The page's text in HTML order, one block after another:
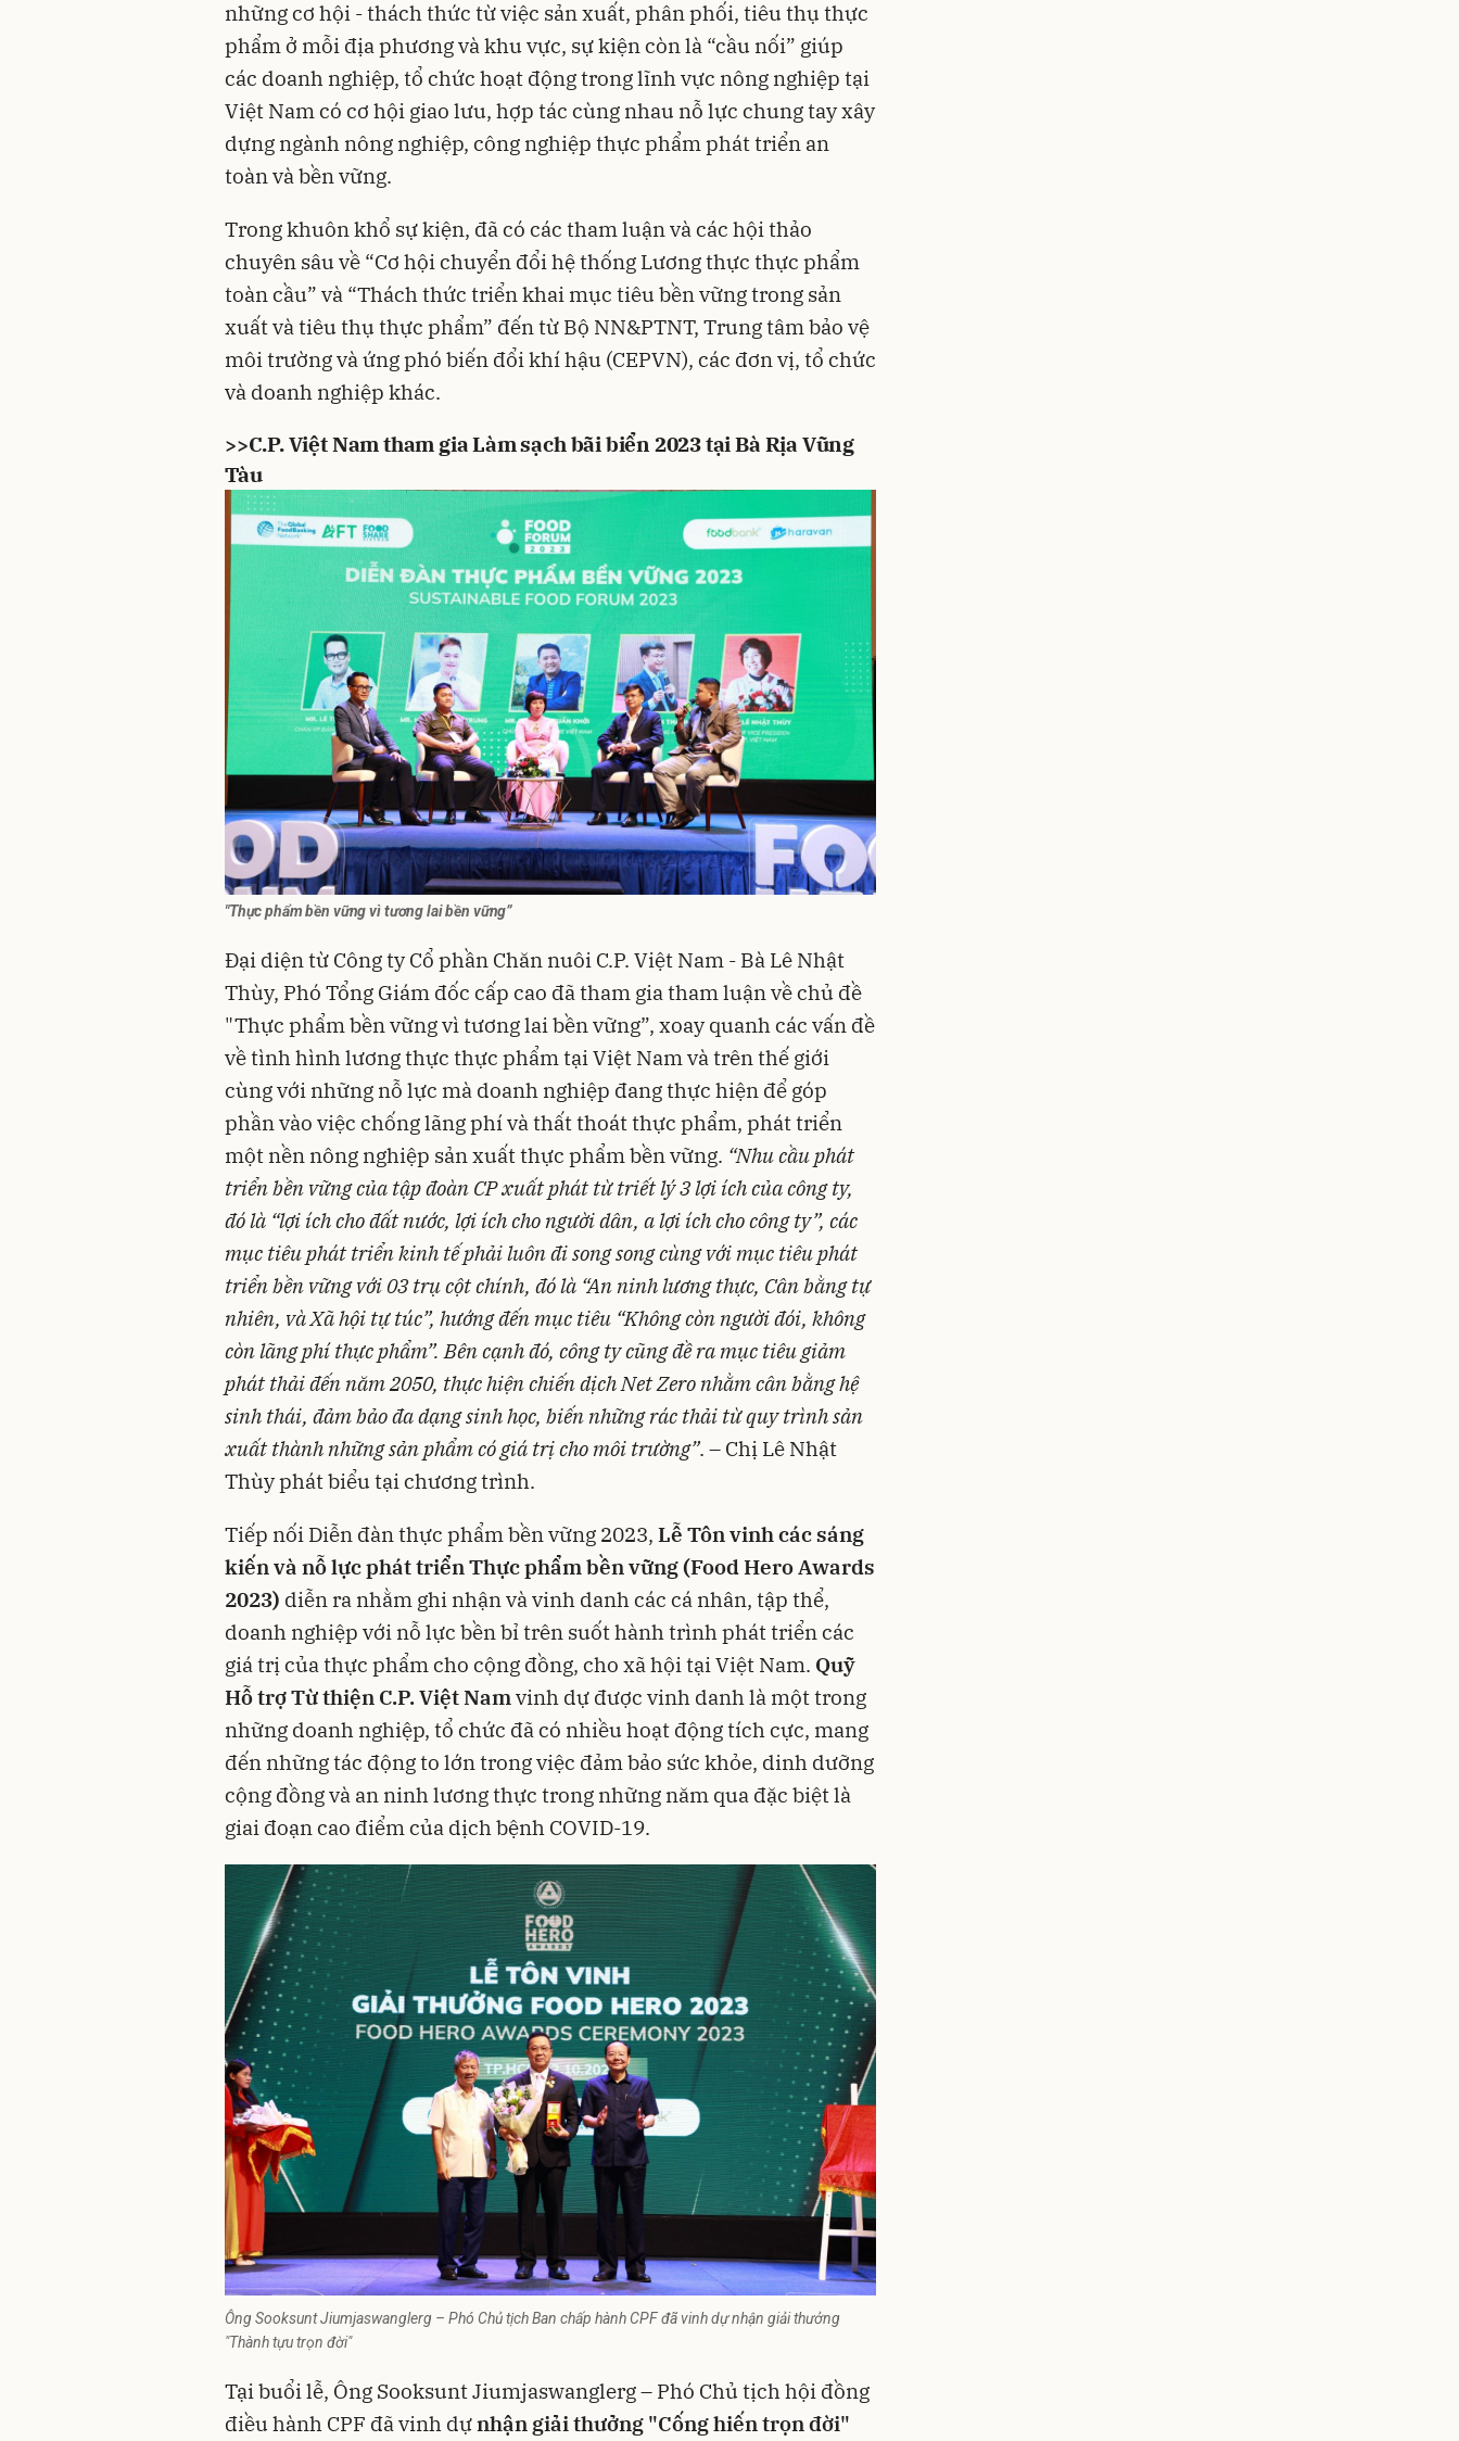
những cơ hội - thách thức từ việc sản xuất, phân phối, tiêu thụ thực
phẩm ở mỗi địa phương và khu vực, sự kiện còn là “cầu nối” giúp
các doanh nghiệp, tổ chức hoạt động trong lĩnh vực nông nghiệp tại
Việt Nam có cơ hội giao lưu, hợp tác cùng nhau nỗ lực chung tay xây
dựng ngành nông nghiệp, công nghiệp thực phẩm phát triển an
toàn và bền vững.
Trong khuôn khổ sự kiện, đã có các tham luận và các hội thảo
chuyên sâu về “Cơ hội chuyển đổi hệ thống Lương thực thực phẩm
toàn cầu” và “Thách thức triển khai mục tiêu bền vững trong sản
xuất và tiêu thụ thực phẩm” đến từ Bộ NN&PTNT, Trung tâm bảo vệ
môi trường và ứng phó biến đổi khí hậu (CEPVN), các đơn vị, tổ chức
và doanh nghiệp khác.
>>C.P. Việt Nam tham gia Làm sạch bãi biển 2023 tại Bà Rịa Vũng
Tàu
"Thực phẩm bền vững vì tương lai bền vững”
Đại diện từ Công ty Cổ phần Chăn nuôi C.P. Việt Nam - Bà Lê Nhật
Thùy, Phó Tổng Giám đốc cấp cao đã tham gia tham luận về chủ đề
"Thực phẩm bền vững vì tương lai bền vững”, xoay quanh các vấn đề
về tình hình lương thực thực phẩm tại Việt Nam và trên thế giới
cùng với những nỗ lực mà doanh nghiệp đang thực hiện để góp
phần vào việc chống lãng phí và thất thoát thực phẩm, phát triển
một nền nông nghiệp sản xuất thực phẩm bền vững. “Nhu cầu phát
triển bền vững của tập đoàn CP xuất phát từ triết lý 3 lợi ích của công ty,
đó là “lợi ích cho đất nước, lợi ích cho người dân, a lợi ích cho công ty”, các
mục tiêu phát triển kinh tế phải luôn đi song song cùng với mục tiêu phát
triển bền vững với 03 trụ cột chính, đó là “An ninh lương thực, Cân bằng tự
nhiên, và Xã hội tự túc”, hướng đến mục tiêu “Không còn người đói, không
còn lãng phí thực phẩm”. Bên cạnh đó, công ty cũng đề ra mục tiêu giảm
phát thải đến năm 2050, thực hiện chiến dịch Net Zero nhằm cân bằng hệ
sinh thái, đảm bảo đa dạng sinh học, biến những rác thải từ quy trình sản
xuất thành những sản phẩm có giá trị cho môi trường”. – Chị Lê Nhật
Thùy phát biểu tại chương trình.
Tiếp nối Diễn đàn thực phẩm bền vững 2023, Lễ Tôn vinh các sáng
kiến và nỗ lực phát triển Thực phẩm bền vững (Food Hero Awards
2023) diễn ra nhằm ghi nhận và vinh danh các cá nhân, tập thể,
doanh nghiệp với nỗ lực bền bỉ trên suốt hành trình phát triển các
giá trị của thực phẩm cho cộng đồng, cho xã hội tại Việt Nam. Quỹ
Hỗ trợ Từ thiện C.P. Việt Nam vinh dự được vinh danh là một trong
những doanh nghiệp, tổ chức đã có nhiều hoạt động tích cực, mang
đến những tác động to lớn trong việc đảm bảo sức khỏe, dinh dưỡng
cộng đồng và an ninh lương thực trong những năm qua đặc biệt là
giai đoạn cao điểm của dịch bệnh COVID-19.
Ông Sooksunt Jiumjaswanglerg – Phó Chủ tịch Ban chấp hành CPF đã vinh dự nhận giải thưởng
"Thành tựu trọn đời"
Tại buổi lễ, Ông Sooksunt Jiumjaswanglerg – Phó Chủ tịch hội đồng
điều hành CPF đã vinh dựnhận giải thưởng "Cống hiến trọn đời"